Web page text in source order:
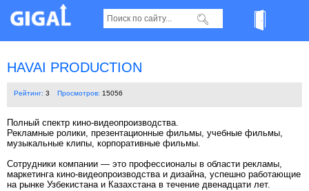
HAVAI PRODUCTION
Рейтинг: 3 Просмотров: 15056
Полный спектр кино-видеопроизводства.
Рекламные ролики, презентационные фильмы, учебные фильмы,
музыкальные клипы, корпоративные фильмы.
Сотрудники компании — это профессионалы в области рекламы,
маркетинга кино-видеопроизводства и дизайна, успешно работающие
на рынке Узбекистана и Казахстана в течение двенадцати лет.